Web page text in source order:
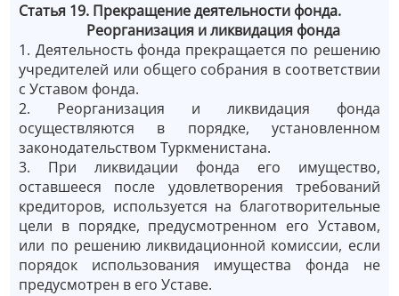
Статья 19. Прекращение деятельности фонда.
Реорганизация и ликвидация фонда
1. Деятельность фонда прекращается по решению
учредителей или общего собрания в соответствии
с Уставом фонда.
2. Реорганизация и ликвидация фонда
осуществляются в порядке, установленном
законодательством Туркменистана.
3. При ликвидации фонда его имущество,
оставшееся после удовлетворения требований
кредиторов, используется на благотворительные
цели в порядке, предусмотренном его Уставом,
или по решению ликвидационной комиссии, если
порядок использования имущества фонда не
предусмотрен в его Уставе.